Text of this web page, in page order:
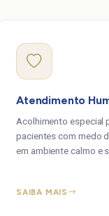
Atendimento
Acolhimento especial
pacientes com medo
em ambiente calmo e
SAIBA MAIS